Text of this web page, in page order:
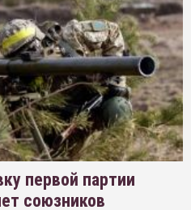
первой партии
союзников